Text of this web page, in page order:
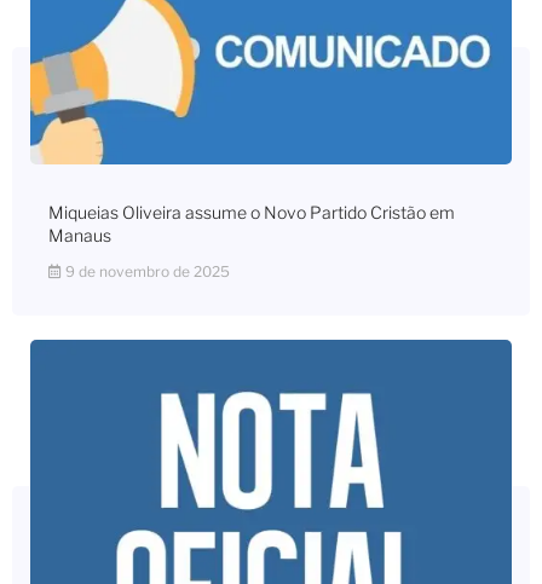
Miqueias Oliveira assume o Novo Partido Cristão em
Manaus
9 de novembro de 2025